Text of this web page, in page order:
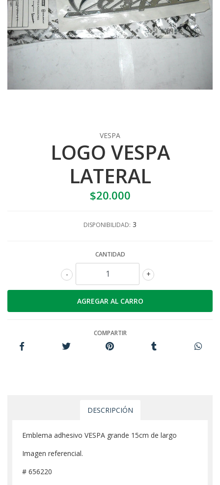
VESPA
LOGO VESPA
LATERAL
$20.000
DISPONIBILIDAD: 3
CANTIDAD
+
-
COMPARTIR
DESCRIPCIÓN
Emblema adhesivo VESPA grande 15cm de largo
Imagen referencial.
# 656220